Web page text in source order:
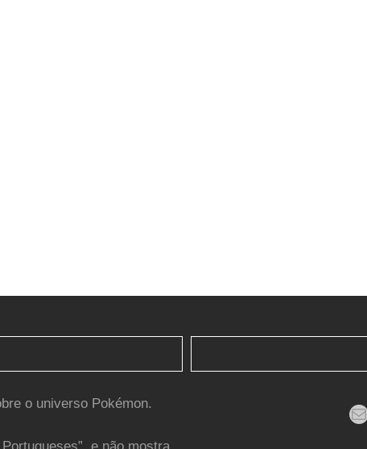
o universo Pokémon. Mail